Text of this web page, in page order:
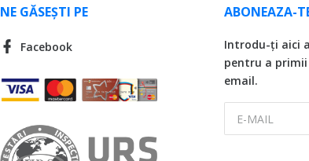
NE GĂSEȘTI PE
Facebook
ABONEAZA-
Introdu-ți aici
pentru a
email.